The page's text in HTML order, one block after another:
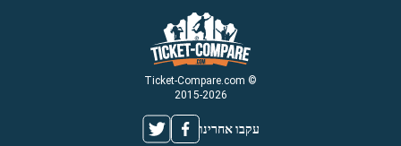
© Ticket-Compare.com
2015-2026
עקבו אחרינו